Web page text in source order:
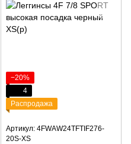
−20%
4
Распродажа
Артикул: 4FWAW24TFTIF276-
20S-XS